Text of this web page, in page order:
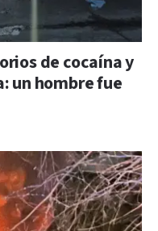
de cocaína y
un hombre fue